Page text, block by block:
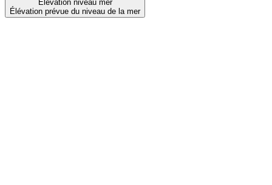
Élévation niveau mer
Élévation prévue du niveau de la mer